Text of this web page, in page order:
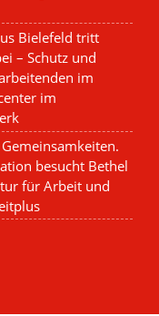
Bielefeld tritt
– Schutz und
im
im
besucht Bethel
für Arbeit und